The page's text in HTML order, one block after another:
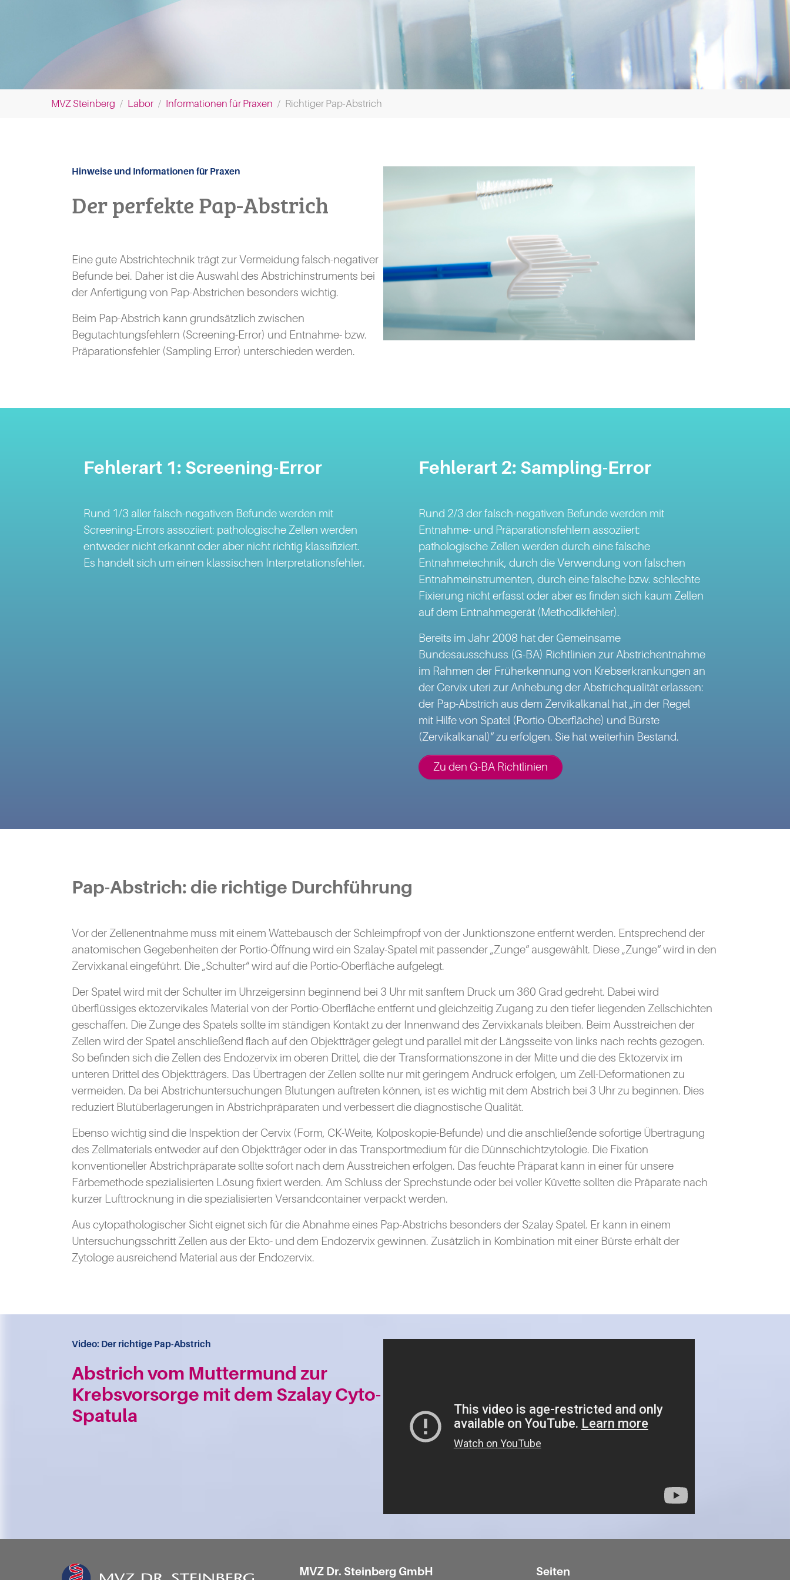
You are here:
MVZ Steinberg Labor Informationen für Praxen Richtiger Pap-Abstrich
Der perfekte Pap-Abstrich
Hinweise und Informationen für Praxen
Eine gute Abstrichtechnik trägt zur Vermeidung falsch-negativer
Befunde bei. Daher ist die Auswahl des Abstrichinstruments bei
der Anfertigung von Pap-Abstrichen besonders wichtig.
Beim Pap-Abstrich kann grundsätzlich zwischen
Begutachtungsfehlern (Screening-Error) und Entnahme- bzw.
Präparationsfehler (Sampling Error) unterschieden werden.
Fehlerart 1: Screening-Error
Rund 1/3 aller falsch-negativen Befunde werden mit
Screening-Errors assoziiert: pathologische Zellen werden
entweder nicht erkannt oder aber nicht richtig klassifiziert.
Es handelt sich um einen klassischen Interpretationsfehler.
Fehlerart 2: Sampling-Error
Rund 2/3 der falsch-negativen Befunde werden mit
Entnahme- und Präparationsfehlern assoziiert:
pathologische Zellen werden durch eine falsche
Entnahmetechnik, durch die Verwendung von falschen
Entnahmeinstrumenten, durch eine falsche bzw. schlechte
Fixierung nicht erfasst oder aber es finden sich kaum Zellen
auf dem Entnahmegerät (Methodikfehler).
Bereits im Jahr 2008 hat der Gemeinsame
Bundesausschuss (G-BA) Richtlinien zur Abstrichentnahme
im Rahmen der Früherkennung von Krebserkrankungen an
der Cervix uteri zur Anhebung der Abstrichqualität erlassen:
der Pap-Abstrich aus dem Zervikalkanal hat „in der Regel
mit Hilfe von Spatel (Portio-Oberfläche) und Bürste
(Zervikalkanal)“ zu erfolgen. Sie hat weiterhin Bestand.
Zu den G-BA Richtlinien
Pap-Abstrich: die richtige Durchführung
Vor der Zellenentnahme muss mit einem Wattebausch der Schleimpfropf von der Junktionszone entfernt werden. Entsprechend der
anatomischen Gegebenheiten der Portio-Öffnung wird ein Szalay-Spatel mit passender „Zunge“ ausgewählt. Diese „Zunge“ wird in den
Zervixkanal eingeführt. Die „Schulter“ wird auf die Portio-Oberfläche aufgelegt.
Der Spatel wird mit der Schulter im Uhrzeigersinn beginnend bei 3 Uhr mit sanftem Druck um 360 Grad gedreht. Dabei wird
überflüssiges ektozervikales Material von der Portio-Oberfläche entfernt und gleichzeitig Zugang zu den tiefer liegenden Zellschichten
geschaffen. Die Zunge des Spatels sollte im ständigen Kontakt zu der Innenwand des Zervixkanals bleiben. Beim Ausstreichen der
Zellen wird der Spatel anschließend flach auf den Objektträger gelegt und parallel mit der Längsseite von links nach rechts gezogen.
So befinden sich die Zellen des Endozervix im oberen Drittel, die der Transformationszone in der Mitte und die des Ektozervix im
unteren Drittel des Objektträgers. Das Übertragen der Zellen sollte nur mit geringem Andruck erfolgen, um Zell-Deformationen zu
vermeiden. Da bei Abstrichuntersuchungen Blutungen auftreten können, ist es wichtig mit dem Abstrich bei 3 Uhr zu beginnen. Dies
reduziert Blutüberlagerungen in Abstrichpräparaten und verbessert die diagnostische Qualität.
Ebenso wichtig sind die Inspektion der Cervix (Form, CK-Weite, Kolposkopie-Befunde) und die anschließende sofortige Übertragung
des Zellmaterials entweder auf den Objektträger oder in das Transportmedium für die Dünnschichtzytologie. Die Fixation
konventioneller Abstrichpräparate sollte sofort nach dem Ausstreichen erfolgen. Das feuchte Präparat kann in einer für unsere
Färbemethode spezialisierten Lösung fixiert werden. Am Schluss der Sprechstunde oder bei voller Küvette sollten die Präparate nach
kurzer Lufttrocknung in die spezialisierten Versandcontainer verpackt werden.
Aus cytopathologischer Sicht eignet sich für die Abnahme eines Pap-Abstrichs besonders der Szalay Spatel. Er kann in einem
Untersuchungsschritt Zellen aus der Ekto- und dem Endozervix gewinnen. Zusätzlich in Kombination mit einer Bürste erhält der
Zytologe ausreichend Material aus der Endozervix.
Abstrich vom Muttermund zur
Krebsvorsorge mit dem Szalay Cyto-
Spatula
Video: Der richtige Pap-Abstrich
MVZ Dr. Steinberg GmbH Seiten